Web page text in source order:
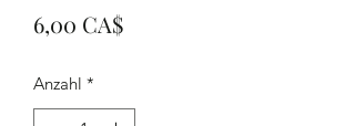
6,00 CA$Preis
Anzahl *